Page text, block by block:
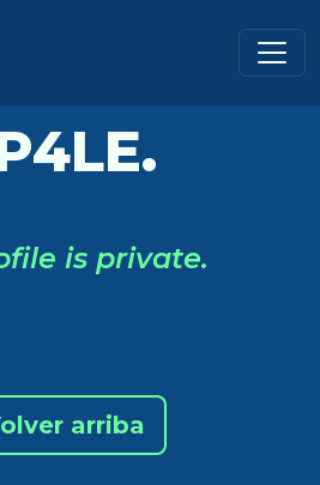
is private.
arriba